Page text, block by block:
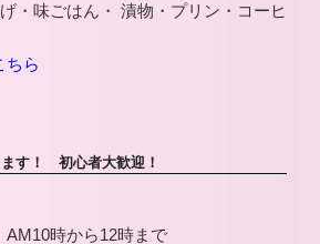
・味ごはん・ 漬物・プリン・コーヒ
ら
す！ 初心者大歓迎！
時から12時まで